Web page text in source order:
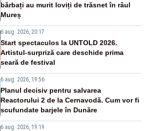
bărbați au murit loviți de trăsnet în râul
Mureș
6 aug. 2026, 20:17
Start spectaculos la UNTOLD 2026.
Artistul-surpriză care deschide prima
seară de festival
6 aug. 2026, 19:56
Planul decisiv pentru salvarea
Reactorului 2 de la Cernavodă. Cum vor fi
scufundate barjele în Dunăre
6 aug. 2026, 19:19